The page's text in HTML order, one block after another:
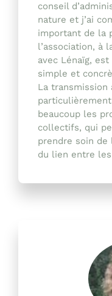
conseil
nature et j’ai
important de la
l’association, à
avec Lénaïg,
simple et
La
beaucoup les
collectifs, qui
prendre soin de
du lien entre